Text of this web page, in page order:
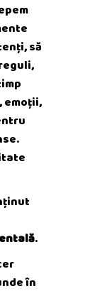
să
emoții,
.
în